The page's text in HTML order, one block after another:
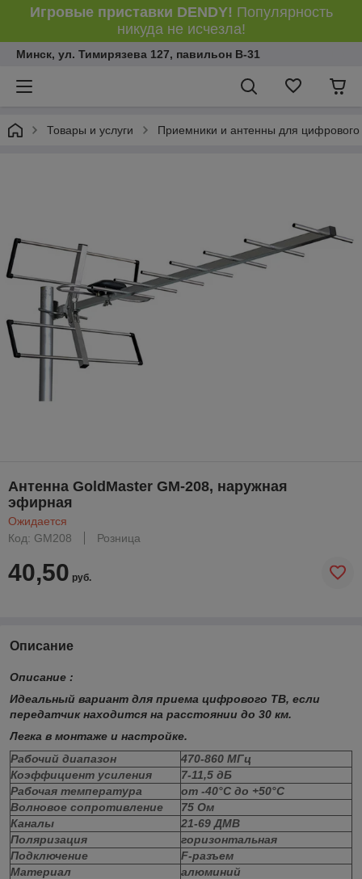
Игровые приставки DENDY! Популярность
никуда не исчезла!
Минск, ул. Тимирязева 127, павильон В-31
Товары и услуги Приемники и антенны для
Антенна GoldMaster GM-208, наружная
эфирная
Ожидается
Код: GM208
Розница
40,50 руб.
Описание
Описание :
Идеальный вариант для приема цифрового ТВ, если
передатчик находится на расстоянии до 30 км.
Легка в монтаже и настройке.
Рабочий диапазон
470-860 МГц
Коэффициент усиления
7-11,5 дБ
Рабочая температура
от -40°C до +50°C
Волновое сопротивление
75 Ом
Каналы
21-69 ДМВ
Поляризация
горизонтальная
Подключение
F-разъем
Материал
алюминий